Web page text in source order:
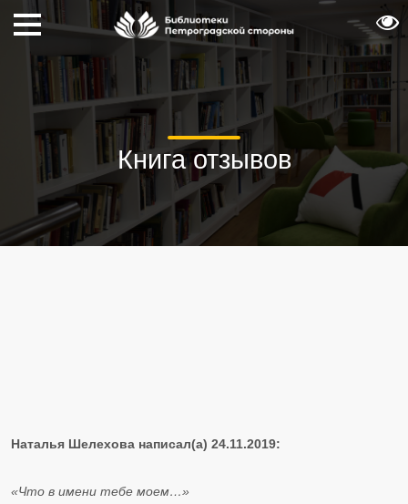
Книга отзывов
Наталья Шелехова написал(а) 24.11.2019:
«Что в имени тебе моем…»